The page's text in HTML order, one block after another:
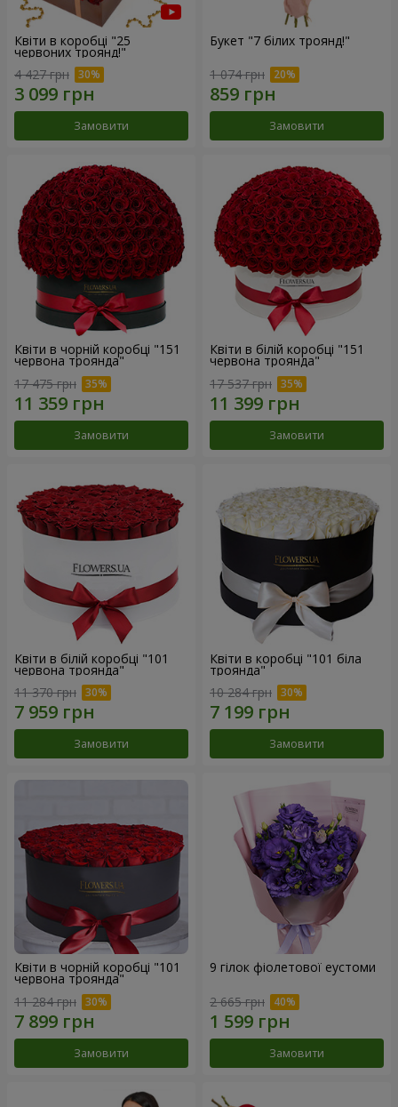
Квіти в коробці "25
червоних троянд!"
4 427 грн
Замовити
Букет "7 білих троянд!"
1 074 грн
Замовити
Квіти в чорній коробці "151
червона троянда"
17 475 грн
Замовити
Квіти в білій коробці "151
червона троянда"
17 537 грн
Замовити
Квіти в білій коробці "101
червона троянда"
11 370 грн
Замовити
Квіти в коробці "101 біла
троянда"
10 284 грн
Замовити
Квіти в чорній коробці "101
червона троянда"
11 284 грн
Замовити
9 гілок фіолетової еустоми
2 665 грн
Замовити